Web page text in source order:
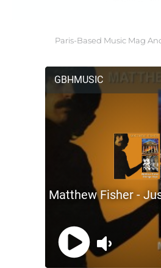
Paris-Based Music Mag